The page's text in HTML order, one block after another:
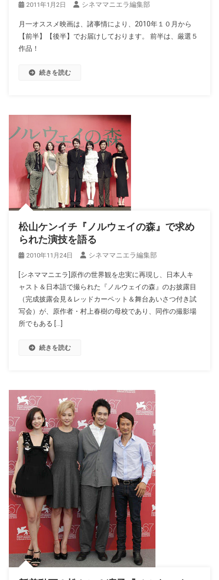
2011年1月2日 シネママニエラ編集部
月一オススメ映画は、諸事情により、2010年１０月から
【前半】【後半】でお届けしております。 前半は、厳選５
作品！
続きを読む
松山ケンイチ『ノルウェイの森』で求め
られた演技を語る
2010年11月24日 シネママニエラ編集部
[シネママニエラ]原作の世界観を忠実に再現し、日本人キ
ャスト＆日本語で撮られた『ノルウェイの森』のお披露目
（完成披露会見＆レッドカーペット＆舞台あいさつ付き試
写会）が、原作者・村上春樹の母校であり、同作の撮影場
所でもある […]
続きを読む